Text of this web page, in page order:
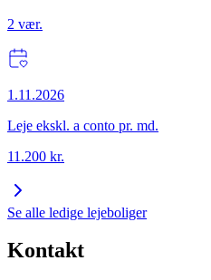
2 vær.
1.11.2026
Leje ekskl. a conto pr. md.
11.200 kr.
Se alle ledige lejeboliger
Kontakt